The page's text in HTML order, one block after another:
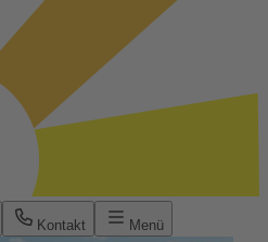
Kontakt Menü